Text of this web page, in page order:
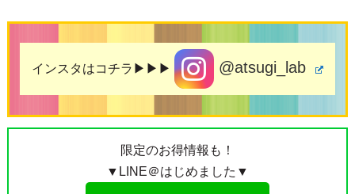
インスタはコチラ▶▶▶ @atsugi_lab
限定のお得情報も！
▼LINE＠はじめました▼